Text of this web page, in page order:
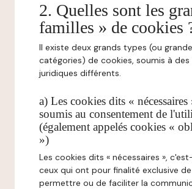
2. Quelles sont les
familles » de cookies
Il existe deux grands types (ou
catégories) de cookies, soumis à des
juridiques différents.
a) Les cookies dits « nécessaires
soumis au consentement de
(également appelés cookies «
»)
Les cookies dits « nécessaires »,
ceux qui ont pour finalité exclusive de
permettre ou de faciliter la